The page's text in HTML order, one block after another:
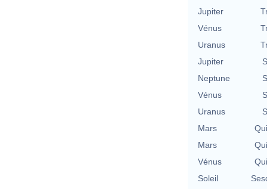
Jupiter
Vénus
Uranus
Jupiter
Neptune
Vénus
Uranus
Mars
Mars
Vénus
Soleil